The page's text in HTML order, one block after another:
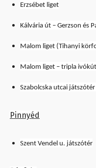
Erzsébet liget
Kálvária út – Gerzson és
Malom liget (Tihanyi
Malom liget – tripla ivókút
Szabolcska utcai
Pinnyéd
Szent Vendel u. játszótér